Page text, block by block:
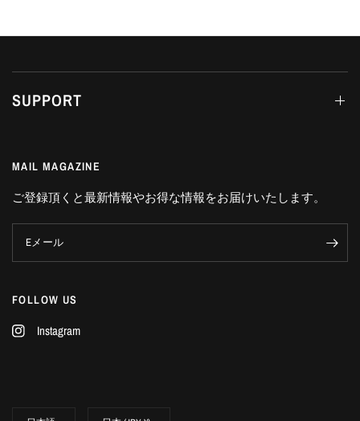
SUPPORT
MAIL MAGAZINE
ご登録頂くと最新情報やお得な情報をお届けいたします。
Eメール
FOLLOW US
Instagram